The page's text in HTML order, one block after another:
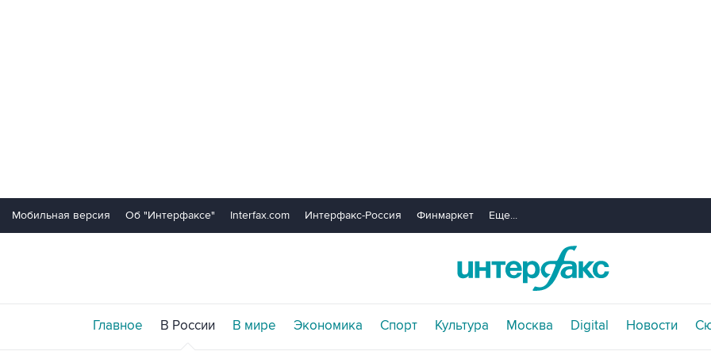
Мобильная версия Об "Интерфаксе" Interfax.com Интерфакс-Россия Финмаркет Еще...
Главное В России В мире Экономика Спорт Культура Москва Digital Новости